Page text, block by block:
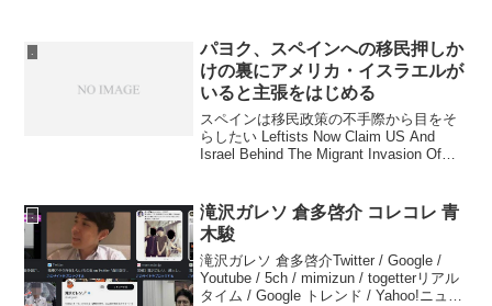
国によって購...
パヨク、スペインへの移民押しか
けの裏にアメリカ・イスラエルが
いると主張をはじめる
スペインは移民政策の不手際から目をそ
らしたい Leftists Now Claim US And
Israel Behind The Migrant Invasion Of
.
滝沢ガレソ 倉多啓介 コレコレ 青
木駿
滝沢ガレソ 倉多啓介Twitter / Google /
Youtube / 5ch / mimizun / togetterリアル
タイム / Google トレンド / Yahoo!ニュー